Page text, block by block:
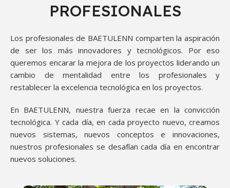
PROFESIONALES
Los profesionales de BAETULENN comparten la aspiración
de ser los más innovadores y tecnológicos. Por eso
queremos encarar la mejora de los proyectos liderando un
cambio de mentalidad entre los profesionales y
restablecer la excelencia tecnológica en los proyectos.
En BAETULENN, nuestra fuerza recae en la convicción
tecnológica. Y cada día, en cada proyecto nuevo, creamos
nuevos sistemas, nuevos conceptos e innovaciones,
nuestros profesionales se desafían cada día en encontrar
nuevos soluciones.